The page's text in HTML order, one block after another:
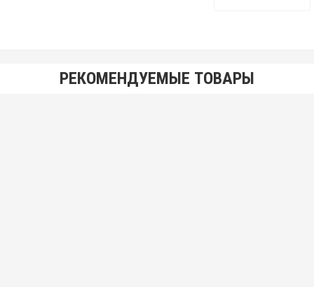
РЕКОМЕНДУЕМЫЕ ТОВАРЫ